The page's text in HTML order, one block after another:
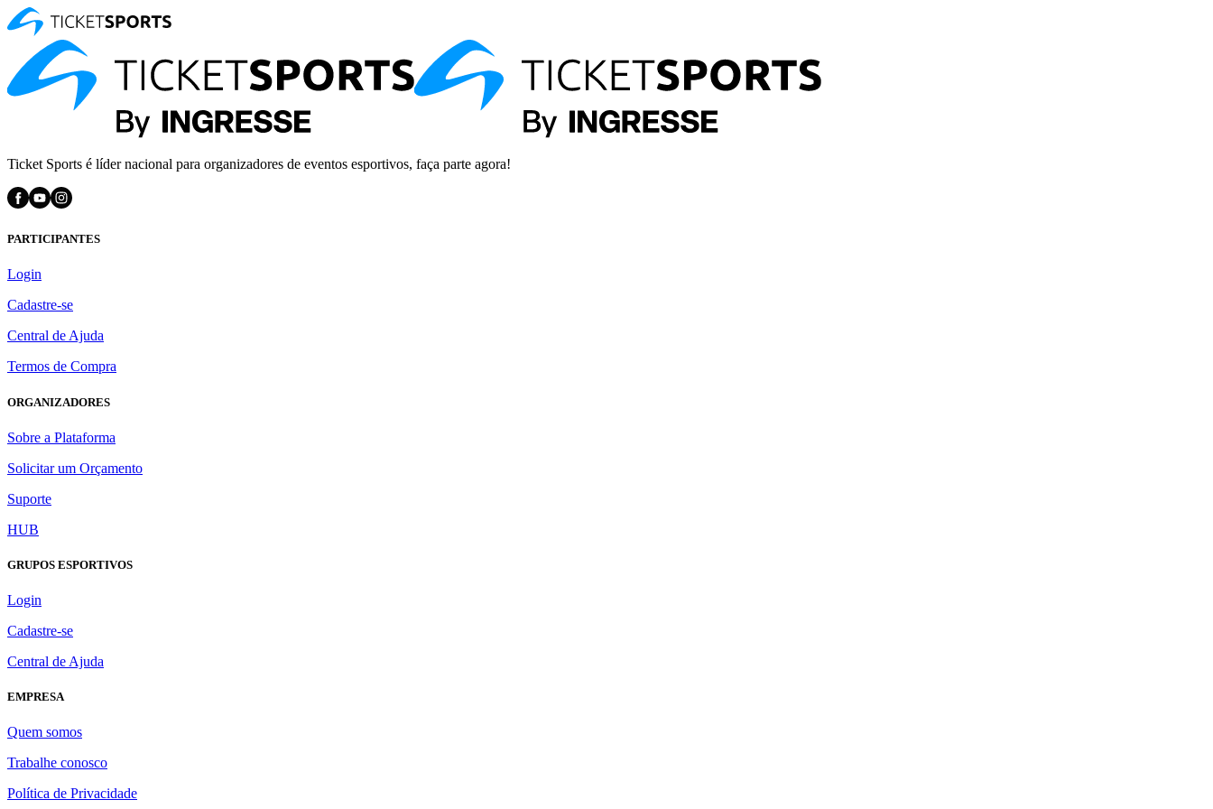
Ticket Sports é líder nacional para organizadores de eventos esportivos, faça parte agora!
PARTICIPANTES
Login
Cadastre-se
Central de Ajuda
Termos de Compra
ORGANIZADORES
Sobre a Plataforma
Solicitar um Orçamento
Suporte
HUB
GRUPOS ESPORTIVOS
Login
Cadastre-se
Central de Ajuda
EMPRESA
Quem somos
Trabalhe conosco
Política de Privacidade